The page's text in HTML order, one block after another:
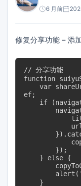
6 月前
修复分享功能 – 添
// 分享功能
function
ef;